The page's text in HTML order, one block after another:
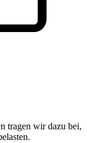
tragen wir dazu bei,